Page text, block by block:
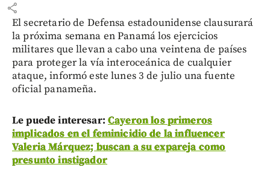
share
El secretario de Defensa estadounidense clausurará
la próxima semana en Panamá los ejercicios
militares que llevan a cabo una veintena de países
para proteger la vía interoceánica de cualquier
ataque, informó este lunes 3 de julio una fuente
oficial panameña.
Le puede interesar: Cayeron los primeros
implicados en el feminicidio de la influencer
Valeria Márquez; buscan a su expareja como
presunto instigador